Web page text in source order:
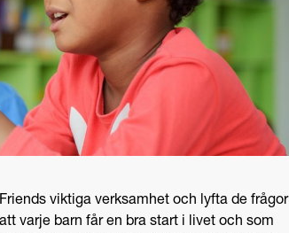
viktiga verksamhet och lyfta de frågor
varje barn får en bra start i livet och som